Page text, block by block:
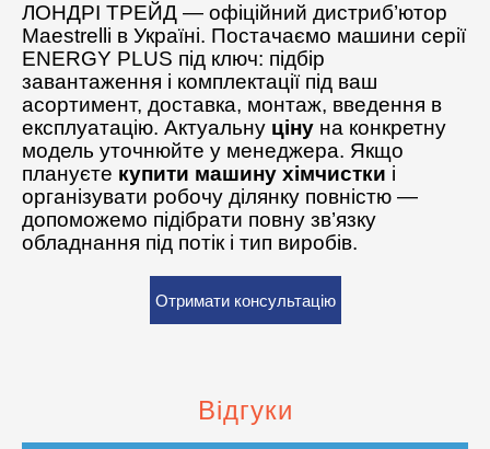
ЛОНДРІ ТРЕЙД — офіційний дистриб’ютор
Maestrelli в Україні. Постачаємо машини серії
ENERGY PLUS під ключ: підбір
завантаження і комплектації під ваш
асортимент, доставка, монтаж, введення в
експлуатацію. Актуальну ціну на конкретну
модель уточнюйте у менеджера. Якщо
плануєте купити машину хімчистки і
організувати робочу ділянку повністю —
допоможемо підібрати повну зв’язку
обладнання під потік і тип виробів.
Отримати консультацію
Відгуки